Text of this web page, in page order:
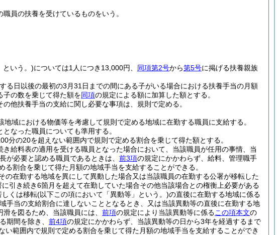
員の扶養を受けているものをいう。
という。)については1人につき13,000円、 同項第2号から第5号に掲げる扶養親族
日以後の最初の3月31日までの間にある子がいる場合における扶養手当の月額
の数を乗じて得た額を同項の規定による額に加算した額とする。
他扶養手当の支給に関し必要な事項は、規則で定める。
域における物価等を考慮して規則で定める地域に在勤する職員に支給する。
なった職員についても準用する。
の20を超えない範囲内で規則で定める割合を乗じて得た額とする。
給料表の適用を受ける職員となった場合において、当該職員が任用の事情、当
必要と認める職員であるときは、 前3項の規定にかかわらず、給料、管理職手
割合を乗じて得た月額の地域手当を支給することができる。
の在勤する地域を異にして異動した場合又は当該職員の在勤する公署が移転した
引き続き6箇月を超えて在勤していた場合その他当該場合との権衡上必要がある
しくは移転(以下この項において「異動等」という。)の直後に在勤する地域に係る
当の支給割合に達しないこととなるとき、又は当該異動等の直後に在勤する地
を図るため、当該職員には、 前項の規定により当該異動等に係るこの項本文の
期間を除き、 前4項の規定にかかわらず、当該異動等の日から3年を経過するまで
範囲内で規則で定める割合を乗じて得た月額の地域手当を支給することができ